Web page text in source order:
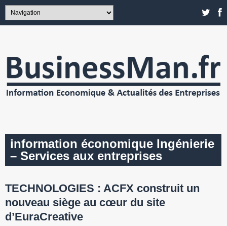
information économique Ingénierie
– Services aux entreprises
TECHNOLOGIES : ACFX construit un
nouveau siège au cœur du site
d’EuraCreative